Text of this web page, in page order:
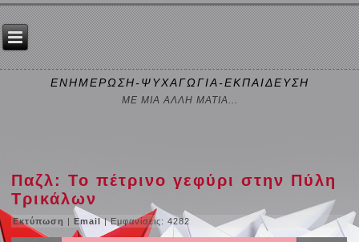
ΕΝΗΜΕΡΩΣΗ-ΨΥΧΑΓΩΓΙΑ-ΕΚΠΑΙΔΕΥΣΗ
ΜΕ ΜΙΑ ΑΛΛΗ ΜΑΤΙΑ...
Παζλ: Το πέτρινο γεφύρι στην Πύλη
Τρικάλων
Εκτύπωση |Email| Εμφανίσεις: 4282